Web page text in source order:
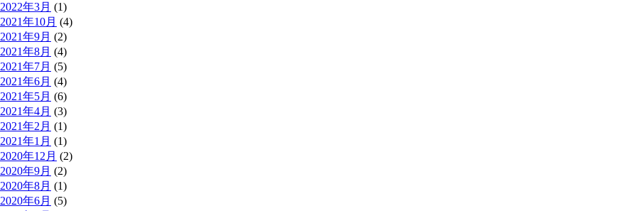
2022年3月 (1)
2021年10月 (4)
2021年9月 (2)
2021年8月 (4)
2021年7月 (5)
2021年6月 (4)
2021年5月 (6)
2021年4月 (3)
2021年2月 (1)
2021年1月 (1)
2020年12月 (2)
2020年9月 (2)
2020年8月 (1)
2020年6月 (5)